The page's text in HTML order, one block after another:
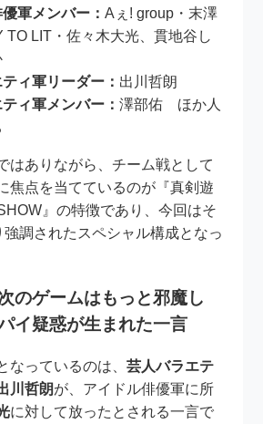
軍メンバー：Aぇ! group・末澤
TO LIT・佐々木大光、貫地谷し
ィ軍リーダー： 出川哲朗
ィ軍メンバー：澤部佑 ほか人
はありながら、チーム戦として
焦点を当てているのが『真剣遊
』の特徴であり、今回はそ
強調されたスペシャル構成となっ
のゲームはもっと邪魔し
疑惑が生まれた一言
なっているのは、芸人バラエテ
川哲朗が、アイドル俳優軍に所
に対して放ったとされる一言で